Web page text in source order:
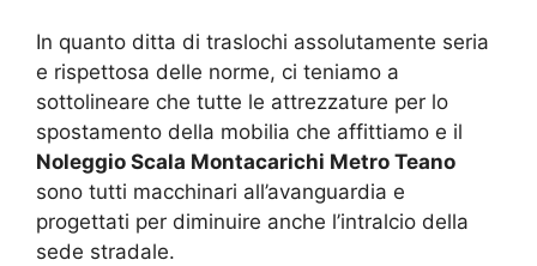
In quanto ditta di traslochi assolutamente seria
e rispettosa delle norme, ci teniamo a
sottolineare che tutte le attrezzature per lo
spostamento della mobilia che affittiamo e il
Noleggio Scala Montacarichi Metro Teano
sono tutti macchinari all’avanguardia e
progettati per diminuire anche l’intralcio della
sede stradale.